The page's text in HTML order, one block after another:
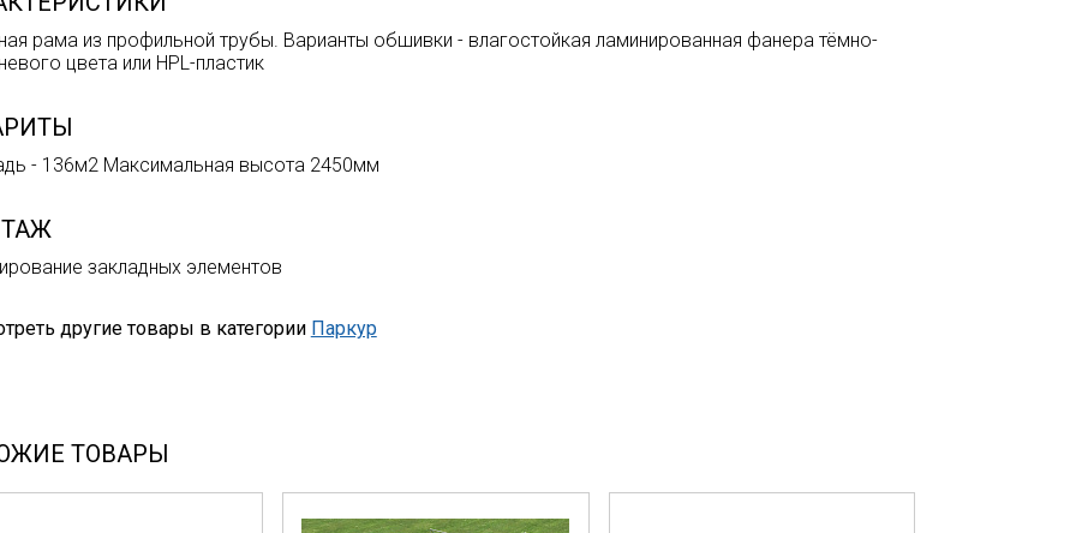
рама из профильной трубы. Варианты обшивки - влагостойкая ламинированная фанера тёмно-
цвета или HPL-пластик
- 136м2 Максимальная высота 2450мм
закладных элементов
другие товары в категории Паркур
ТОВАРЫ